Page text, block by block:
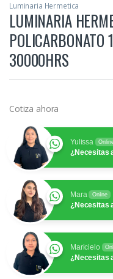
Luminaria Hermetica
LUMINARIA
30000HRS
Cotiza ahora
Yulissa
¿Necesitas
Mara Online
¿Necesitas
Maricielo
¿Necesitas